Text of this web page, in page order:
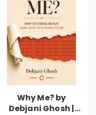
Why Me? by
Debjani Ghosh |